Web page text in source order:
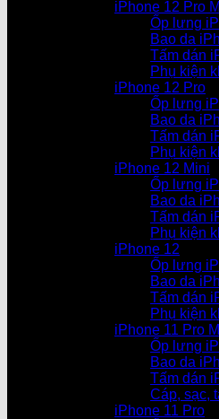
iPhone 12 Pro
Ốp lưng
Bao da
Tấm dán
Phụ kiện
iPhone 12 Pro
Ốp lưng
Bao da
Tấm dán
Phụ kiện
iPhone 12 Mini
Ốp lưng
Bao da
Tấm dán
Phụ kiện
iPhone 12
Ốp lưng
Bao da
Tấm dán
Phụ kiện
iPhone 11 Pro
Ốp lưng
Bao da
Tấm dán
Cáp, sạc,
iPhone 11 Pro